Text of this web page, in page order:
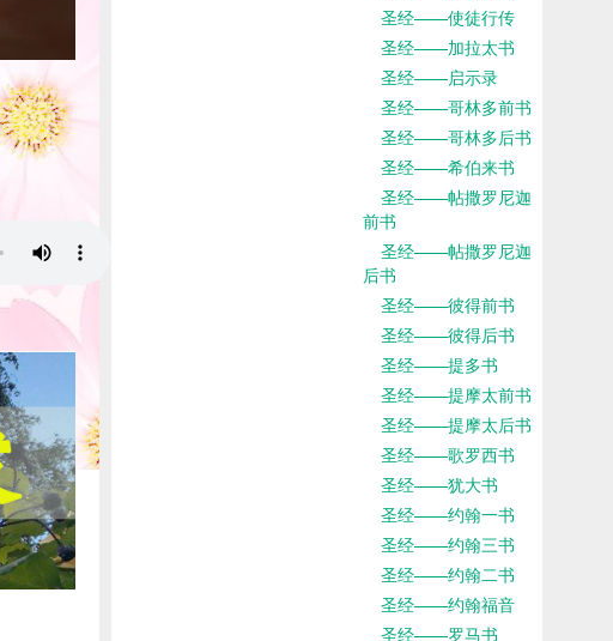
圣经——使徒行传
圣经——加拉太书
圣经——启示录
圣经——哥林多前书
圣经——哥林多后书
圣经——希伯来书
圣经——帖撒罗尼迦
前书
圣经——帖撒罗尼迦
后书
圣经——彼得前书
圣经——彼得后书
圣经——提多书
圣经——提摩太前书
圣经——提摩太后书
圣经——歌罗西书
圣经——犹大书
圣经——约翰一书
圣经——约翰三书
圣经——约翰二书
圣经——约翰福音
圣经——罗马书